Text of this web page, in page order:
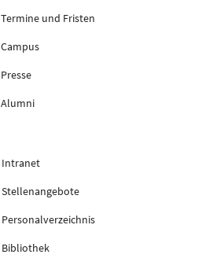
Termine und Fristen
Campus
Presse
Alumni
Intranet
Stellenangebote
Personalverzeichnis
Bibliothek